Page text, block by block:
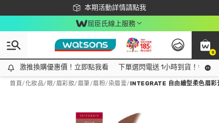
本期活動詳情請點我
下載app最高回饋$350
屈臣氏線上服務
0
激推換購優惠價！立即點我看
激推換購優惠價！立即點我看 下單選閃電送 1小時到貨！領神
首頁/化妝品/ 眼/眉彩妝/眉筆/眉粉/染眉膏/INTEGRATE 自由繪型柔色眉